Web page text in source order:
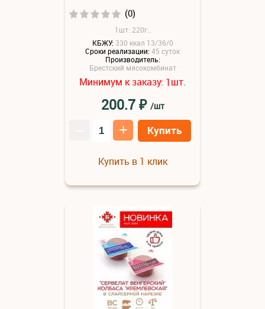
(0)
1шт: 220г..
КБЖУ: 330 ккал 13/36/0
Сроки реализации:45 суток
Производитель:
Брестский мясокомбинат
Минимум к заказу: 1шт.
200.7₽ /шт
+ Купить
Купить в 1 клик